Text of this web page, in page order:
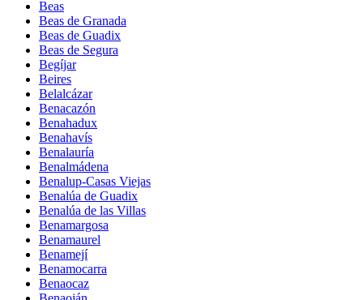
Beas
Beas de Granada
Beas de Guadix
Beas de Segura
Begíjar
Beires
Belalcázar
Benacazón
Benahadux
Benahavís
Benalauría
Benalmádena
Benalup-Casas Viejas
Benalúa de Guadix
Benalúa de las Villas
Benamargosa
Benamaurel
Benamejí
Benamocarra
Benaocaz